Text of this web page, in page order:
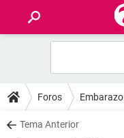
FOROS
SALUD
Foros Embarazo
Tema Anterior